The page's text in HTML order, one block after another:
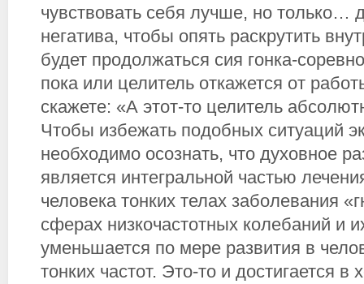
чувствовать себя лучше, но только…
негатива, чтобы опять раскрутить
будет продолжаться сия гонка-
пока или целитель откажется от
скажете: «А этот-то целитель
Чтобы избежать подобных ситуаций
необходимо осознать, что духовное
является интегральной частью
человека тонких телах заболевания
сферах низкочастотных колебаний и
уменьшается по мере развития в
тонких частот. Это-то и достигается в